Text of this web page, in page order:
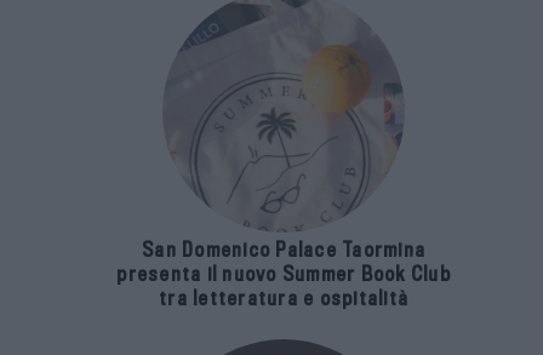
San Domenico Palace Taormina
presenta il nuovo Summer Book Club
tra letteratura e ospitalità